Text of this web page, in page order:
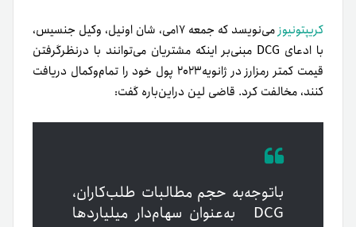
کریپتونیوز
می‌نویسد که جمعه ۱۷می، شان اونیل، وکیل جنسیس،
با ادعای DCG مبنی‌بر اینکه مشتریان می‌توانند با درنظرگرفتن
قیمت کمتر رمزارز در ژانویه‌۲۰۲۳ پول خود را تمام‌وکمال دریافت
کنند، مخالفت کرد. قاضی لین دراین‌باره گفت:
باتوجه‌به حجم مطالبات طلب‌کاران،
DCG به‌عنوان سهام‌دار میلیاردها